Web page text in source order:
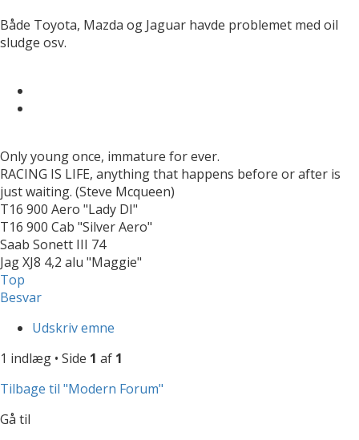
Både Toyota, Mazda og Jaguar havde problemet med oil
sludge osv.
Only young once, immature for ever.
RACING IS LIFE, anything that happens before or after is
just waiting. (Steve Mcqueen)
T16 900 Aero "Lady DI"
T16 900 Cab "Silver Aero"
Saab Sonett III 74
Jag XJ8 4,2 alu "Maggie"
Top
Besvar
Udskriv emne
1 indlæg • Side 1 af 1
Tilbage til "Modern Forum"
Gå til